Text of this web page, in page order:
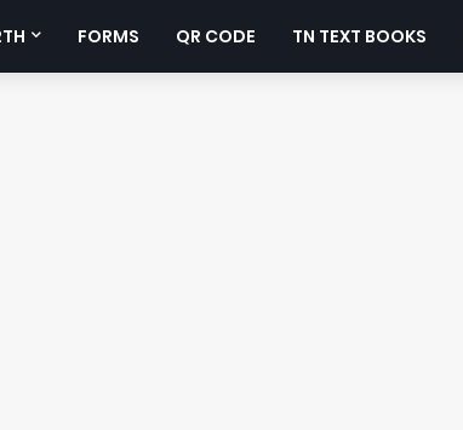
FORMS QR CODE TN TEXT BOOKS